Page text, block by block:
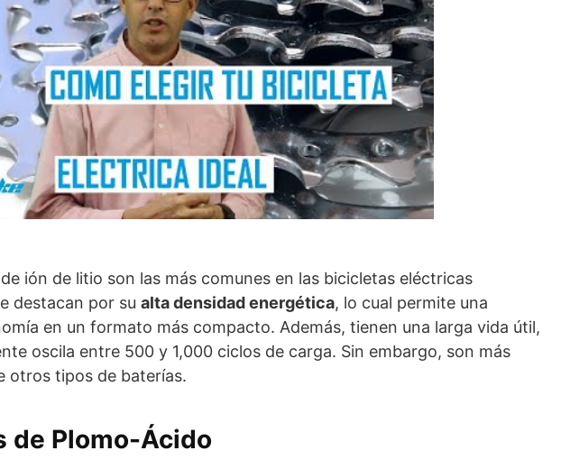
ión de litio son las más comunes en las bicicletas eléctricas
destacan por su alta densidad energética, lo cual permite una
en un formato más compacto. Además, tienen una larga vida útil,
oscila entre 500 y 1,000 ciclos de carga. Sin embargo, son más
otros tipos de baterías.
de Plomo-Ácido